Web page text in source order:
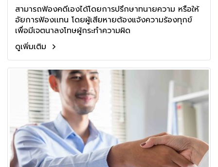
สามารถฟ้องคดีเองได้โดยการปรึกษาทนายความ หรือให้
อัยการฟ้องเเทน โดยผู้เสียหายต้องแจ้งความร้องทุกข์
เพื่อมีเจตนาลงโทษผู้กระทำความผิด
ดูเพิ่มเติม